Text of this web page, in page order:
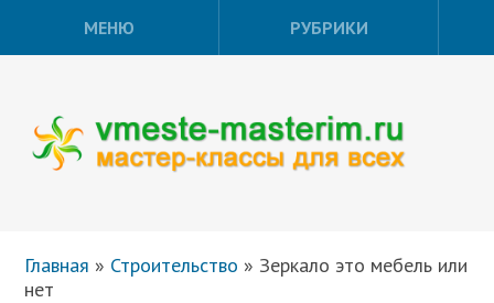
МЕНЮ РУБРИКИ
Главная » Строительство » Зеркало это мебель или
нет